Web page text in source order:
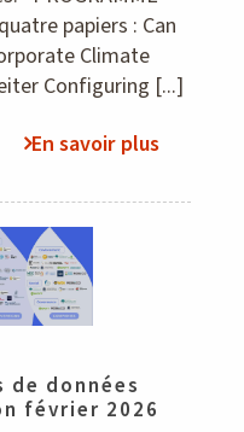
papiers : Can
Climate
Configuring [...]
En savoir plus
de données
février 2026